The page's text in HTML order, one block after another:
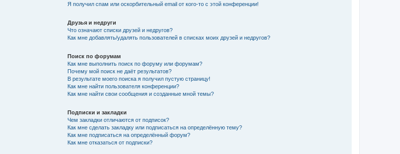
Я получил спам или оскорбительный email от кого-то с этой конференции!
Друзья и недруги
Что означают списки друзей и недругов?
Как мне добавлять/удалять пользователей в списках моих друзей и недругов?
Поиск по форумам
Как мне выполнить поиск по форуму или форумам?
Почему мой поиск не даёт результатов?
В результате моего поиска я получил пустую страницу!
Как мне найти пользователя конференции?
Как мне найти свои сообщения и созданные мной темы?
Подписки и закладки
Чем закладки отличаются от подписок?
Как мне сделать закладку или подписаться на определённую тему?
Как мне подписаться на определённый форум?
Как мне отказаться от подписки?